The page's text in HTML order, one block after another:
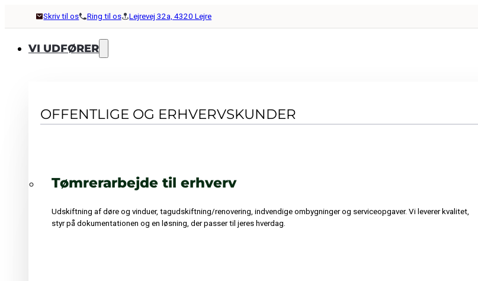
Skriv til os Ring til os Lejrevej 32a, 4320 Lejre
VI UDFØRER
OFFENTLIGE OG ERHVERVSKUNDER
Tømrerarbejde til erhverv
Udskiftning af døre og vinduer, tagudskiftning/renovering, indvendige ombygninger og serviceopgaver. Vi leverer kvalitet,
styr på dokumentationen og en løsning, der passer til jeres hverdag.